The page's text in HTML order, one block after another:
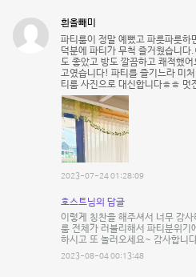
흰올빼미
파티룸이 정말 예뻤고 파릇파릇하
덕분에 파티가 무척 즐거웠습니
도 좋았고 방도 깔끔하고 쾌적했
고였습니다! 파티를 즐기느라 미
티룸 사진으로 대신합니다ㅎㅎ
2023-07-24 01:28:09
호스트님의 답글
이렇게 칭찬을 해주셔서 너무 감
룸 전체가 러블리해서 파티분위기
하시고 또 놀러오세요~ 감사합니
2023-08-04 00:13:48